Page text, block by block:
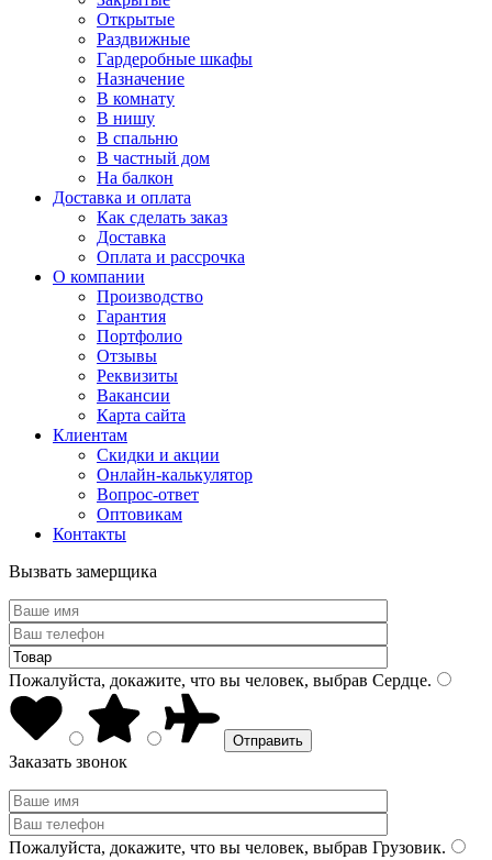
Открытые
Раздвижные
Гардеробные шкафы
Назначение
В комнату
В нишу
В спальню
В частный дом
На балкон
Доставка и оплата
Как сделать заказ
Доставка
Оплата и рассрочка
О компании
Производство
Гарантия
Портфолио
Отзывы
Реквизиты
Вакансии
Карта сайта
Клиентам
Скидки и акции
Онлайн-калькулятор
Вопрос-ответ
Оптовикам
Контакты
Вызвать замерщика
Пожалуйста, докажите, что вы человек, выбрав Сердце.
Заказать звонок
Пожалуйста, докажите, что вы человек, выбрав Грузовик.